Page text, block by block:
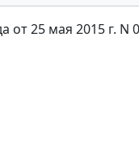
от 25 мая 2015 г. N